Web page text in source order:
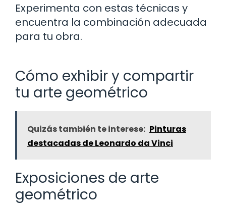
Experimenta con estas técnicas y
encuentra la combinación adecuada
para tu obra.
Cómo exhibir y compartir
tu arte geométrico
Quizás también te interese: Pinturas
destacadas de Leonardo da Vinci
Exposiciones de arte
geométrico